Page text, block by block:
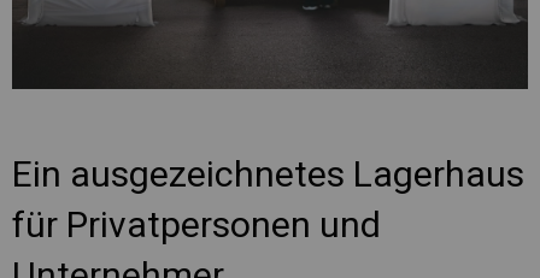
Ein ausgezeichnetes Lagerhaus
für Privatpersonen und